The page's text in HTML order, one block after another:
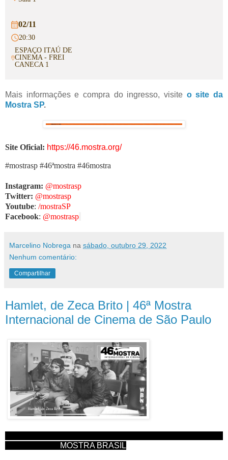
02/11
20:30
ESPAÇO ITAÚ DE
CINEMA - FREI
CANECA 1
Mais informações e compra do ingresso, visite o site da
Mostra SP.
Site Oficial: https://46.mostra.org/
#mostrasp #46ªmostra #46mostra
Instagram: @mostrasp
Twitter: @mostrasp
Youtube: /mostraSP
Facebook: @mostrasp
Marcelino Nobrega na sábado, outubro 29, 2022
Nenhum comentário:
Compartilhar
Hamlet, de Zeca Brito | 46ª Mostra
Internacional de Cinema de São Paulo
MOSTRA BRASIL